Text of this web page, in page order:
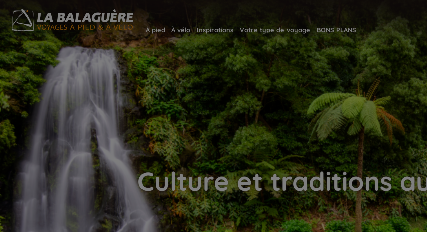
À pied À vélo Inspirations Votre type de voyage BONS PLANS
Culture et traditions